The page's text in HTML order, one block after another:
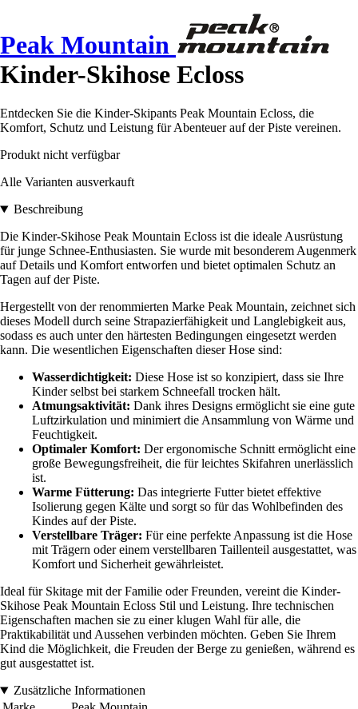
Peak Mountain
Kinder-Skihose Ecloss
Entdecken Sie die Kinder-Skipants Peak Mountain Ecloss, die
Komfort, Schutz und Leistung für Abenteuer auf der Piste vereinen.
Produkt nicht verfügbar
Alle Varianten ausverkauft
Beschreibung
Die Kinder-Skihose Peak Mountain Ecloss ist die ideale Ausrüstung
für junge Schnee-Enthusiasten. Sie wurde mit besonderem Augenmerk
auf Details und Komfort entworfen und bietet optimalen Schutz an
Tagen auf der Piste.
Hergestellt von der renommierten Marke Peak Mountain, zeichnet sich
dieses Modell durch seine Strapazierfähigkeit und Langlebigkeit aus,
sodass es auch unter den härtesten Bedingungen eingesetzt werden
kann. Die wesentlichen Eigenschaften dieser Hose sind:
Wasserdichtigkeit: Diese Hose ist so konzipiert, dass sie Ihre
Kinder selbst bei starkem Schneefall trocken hält.
Atmungsaktivität: Dank ihres Designs ermöglicht sie eine gute
Luftzirkulation und minimiert die Ansammlung von Wärme und
Feuchtigkeit.
Optimaler Komfort: Der ergonomische Schnitt ermöglicht eine
große Bewegungsfreiheit, die für leichtes Skifahren unerlässlich
ist.
Warme Fütterung: Das integrierte Futter bietet effektive
Isolierung gegen Kälte und sorgt so für das Wohlbefinden des
Kindes auf der Piste.
Verstellbare Träger: Für eine perfekte Anpassung ist die Hose
mit Trägern oder einem verstellbaren Taillenteil ausgestattet, was
Komfort und Sicherheit gewährleistet.
Ideal für Skitage mit der Familie oder Freunden, vereint die Kinder-
Skihose Peak Mountain Ecloss Stil und Leistung. Ihre technischen
Eigenschaften machen sie zu einer klugen Wahl für alle, die
Praktikabilität und Aussehen verbinden möchten. Geben Sie Ihrem
Kind die Möglichkeit, die Freuden der Berge zu genießen, während es
gut ausgestattet ist.
Zusätzliche Informationen